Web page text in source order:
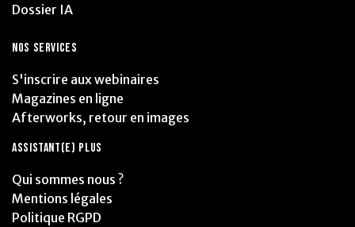
Dossier IA
NOS SERVICES
S'inscrire aux webinaires
Magazines en ligne
Afterworks, retour en images
ASSISTANT(E) PLUS
Qui sommes nous ?
Mentions légales
Politique RGPD